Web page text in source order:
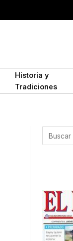
Historia y
Tradiciones